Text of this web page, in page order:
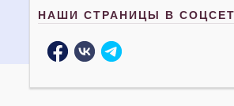
НАШИ СТРАНИЦЫ В